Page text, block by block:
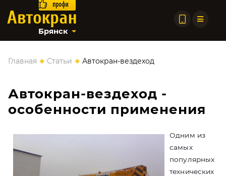
Брянск
Главная ◆ Статьи ◆ Автокран-вездеход
Автокран-вездеход -
особенности применения
Одним из
самых
популярных
технических